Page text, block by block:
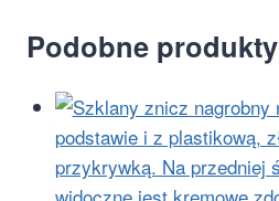
Podobne produkty